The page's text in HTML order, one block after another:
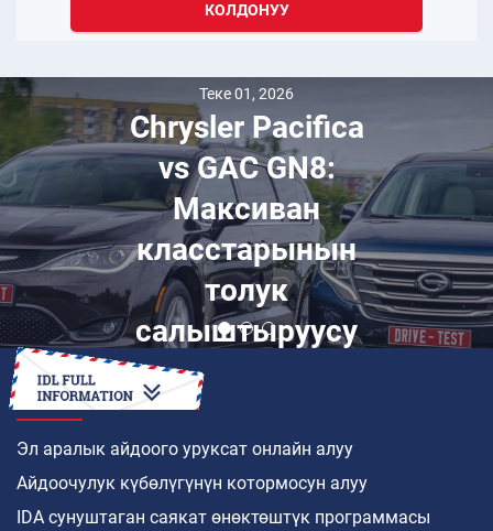
КОЛДОНУУ
Теке 01, 2026
Chrysler Pacifica
vs GAC GN8:
Максиван
класстарынын
толук
салыштыруусу
КАНТИП
Эл аралык айдоого уруксат онлайн алуу
Айдоочулук күбөлүгүнүн котормосун алуу
IDA сунуштаган саякат өнөктөштүк программасы